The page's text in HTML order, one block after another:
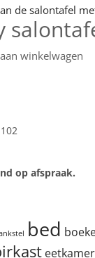
winkelwagen
op afspraak.
bed